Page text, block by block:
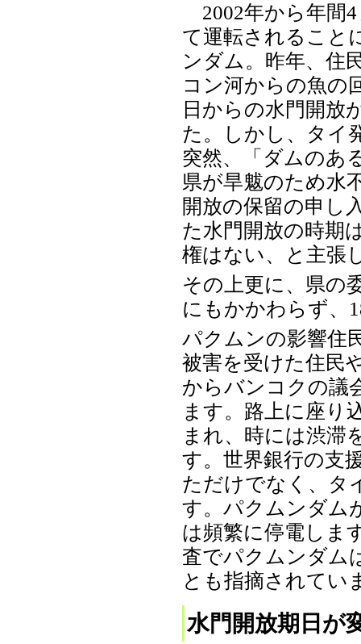
2002年から年間
て運転されること
ンダム。昨年、住
コン河からの魚の
日からの水門開放
た。しかし、タイ
突然、「ダムのあ
県が旱魃のため水
開放の保留の申し
た水門開放の時期
権はない、と主張
その上更に、県の
にもかかわらず、
パクムンの影響住
被害を受けた住民
からバンコクの議
ます。路上に座り
まれ、時には渋滞
す。世界銀行の支
ただけでなく、タ
す。パクムンダム
は頻繁に停電しま
査でパクムンダム
とも指摘されてい
水門開放期日が